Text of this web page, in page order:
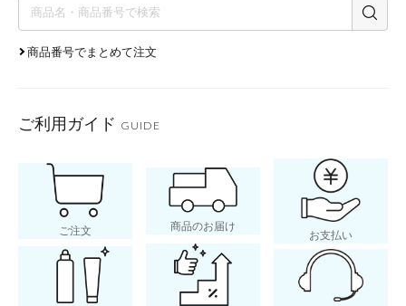
商品番号でまとめて注文
ご利用ガイド GUIDE
ご注文 商品のお届け
お支払い